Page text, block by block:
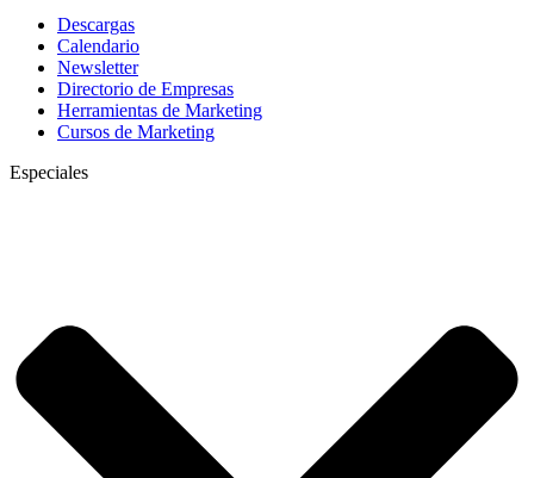
Descargas
Calendario
Newsletter
Directorio de Empresas
Herramientas de Marketing
Cursos de Marketing
Especiales